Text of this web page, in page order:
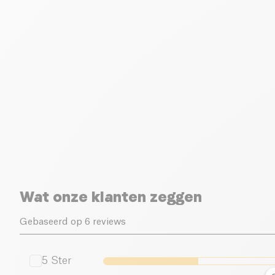
Wat onze klanten zeggen
Gebaseerd op 6 reviews
5 Ster